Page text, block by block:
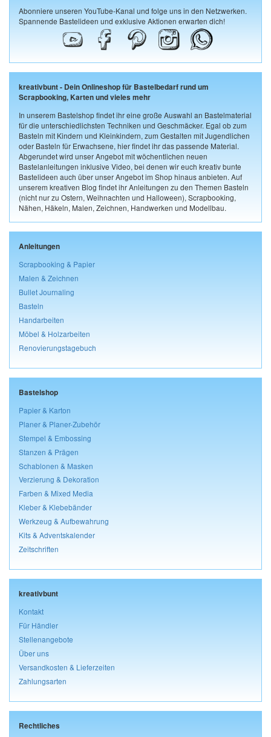
Abonniere unseren YouTube-Kanal und folge uns in den Netzwerken.
Spannende Bastelideen und exklusive Aktionen erwarten dich!
kreativbunt - Dein Onlineshop für Bastelbedarf rund um
Scrapbooking, Karten und vieles mehr
In unserem Bastelshop findet ihr eine große Auswahl an Bastelmaterial
für die unterschiedlichsten Techniken und Geschmäcker. Egal ob zum
Basteln mit Kindern und Kleinkindern, zum Gestalten mit Jugendlichen
oder Basteln für Erwachsene, hier findet ihr das passende Material.
Abgerundet wird unser Angebot mit wöchentlichen neuen
Bastelanleitungen inklusive Video, bei denen wir euch kreativ bunte
Bastelideen auch über unser Angebot im Shop hinaus anbieten. Auf
unserem kreativen Blog findet ihr Anleitungen zu den Themen Basteln
(nicht nur zu Ostern, Weihnachten und Halloween), Scrapbooking,
Nähen, Häkeln, Malen, Zeichnen, Handwerken und Modellbau.
Anleitungen
Scrapbooking & Papier
Malen & Zeichnen
Bullet Journaling
Basteln
Handarbeiten
Möbel & Holzarbeiten
Renovierungstagebuch
Bastelshop
Papier & Karton
Planer & Planer-Zubehör
Stempel & Embossing
Stanzen & Prägen
Schablonen & Masken
Verzierung & Dekoration
Farben & Mixed Media
Kleber & Klebebänder
Werkzeug & Aufbewahrung
Kits & Adventskalender
Zeitschriften
kreativbunt
Kontakt
Für Händler
Stellenangebote
Über uns
Versandkosten & Lieferzeiten
Zahlungsarten
Rechtliches